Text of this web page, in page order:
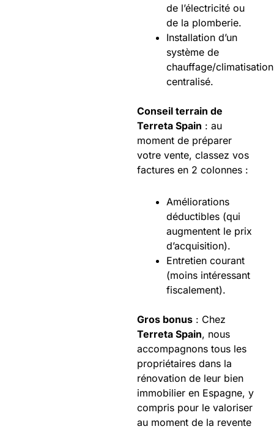
de l’électricité ou
de la plomberie.
Installation d’un
système de
chauffage/climatisation
centralisé.
Conseil terrain de
Terreta Spain : au
moment de préparer
votre vente, classez vos
factures en 2 colonnes :
Améliorations
déductibles (qui
augmentent le prix
d’acquisition).
Entretien courant
(moins intéressant
fiscalement).
Gros bonus : Chez
Terreta Spain, nous
accompagnons tous les
propriétaires dans la
rénovation de leur bien
immobilier en Espagne, y
compris pour le valoriser
au moment de la revente